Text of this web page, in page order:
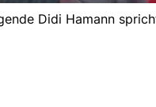
Didi Hamann